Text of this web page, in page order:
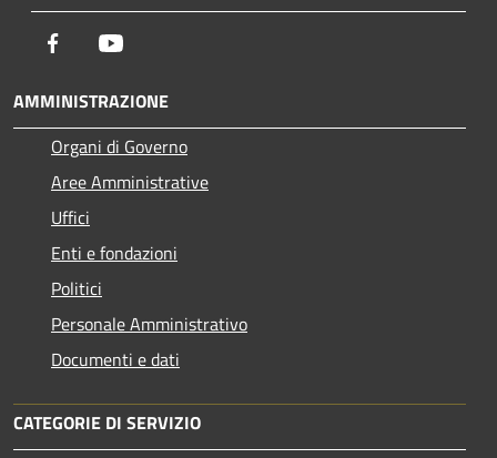
Facebook
AMMINISTRAZIONE
Organi di Governo
Aree Amministrative
Uffici
Enti e fondazioni
Politici
Personale Amministrativo
Documenti e dati
CATEGORIE DI SERVIZIO